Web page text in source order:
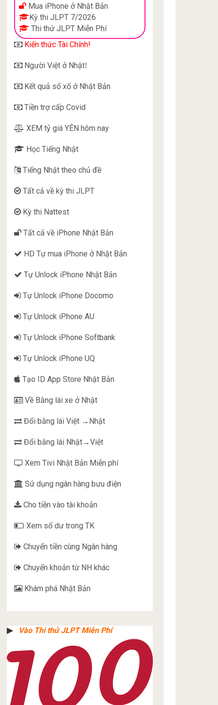
Mua iPhone ở Nhật Bản
Kỳ thi JLPT 7/2026
Thi thử JLPT Miễn Phí
Kiến thức Tài Chính!
Người Việt ở Nhật!
Kết quả sổ xố ở Nhật Bản
Tiền trợ cấp Covid
XEM tỷ giá YÊN hôm nay
Học Tiếng Nhật
Tiếng Nhật theo chủ đề
Tất cả về kỳ thi JLPT
Kỳ thi Nattest
Tất cả về iPhone Nhật Bản
HD Tự mua iPhone ở Nhật Bản
Tự Unlock iPhone Nhật Bản
Tự Unlock iPhone Docomo
Tự Unlock iPhone AU
Tự Unlock iPhone Softbank
Tự Unlock iPhone UQ
Tạo ID App Store Nhật Bản
Về Bằng lái xe ở Nhật
Đổi bằng lái Việt →Nhật
Đổi bằng lái Nhật→Việt
Xem Tivi Nhật Bản Miễn phí
Sử dụng ngân hàng bưu điện
Cho tiền vào tài khoản
Xem số dư trong TK
Chuyển tiền cùng Ngân hàng
Chuyển khoản từ NH khác
Khám phá Nhật Bản
▶︎ Vào Thi thử JLPT Miễn Phí